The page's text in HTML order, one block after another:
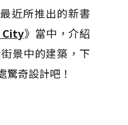
近所推出的新書
City》當中，介紹
景中的建築，下
驚奇設計吧！